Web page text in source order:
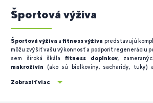
Športová výživa
Športová výživa a fitness výživa predstavujú
môžu zvýšiť vašu výkonnosť a podporiť regeneráciu
sem široká škála fitness doplnkov,
makroživín (ako sú bielkoviny, sacharidy, tuky)
často využívajú
fitness doplnky
Zobraziť viac